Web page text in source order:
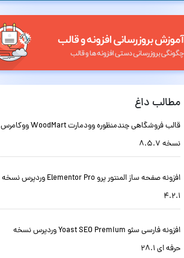
مطالب داغ
قالب فروشگاهی چندمنظوره وودمارت WoodMart ووکامرس
نسخه 8.5.7
افزونه صفحه ساز المنتور پرو Elementor Pro وردپرس نسخه
4.2.1
افزونه فارسی سئو Yoast SEO Premium وردپرس نسخه
حرفه ای 28.1